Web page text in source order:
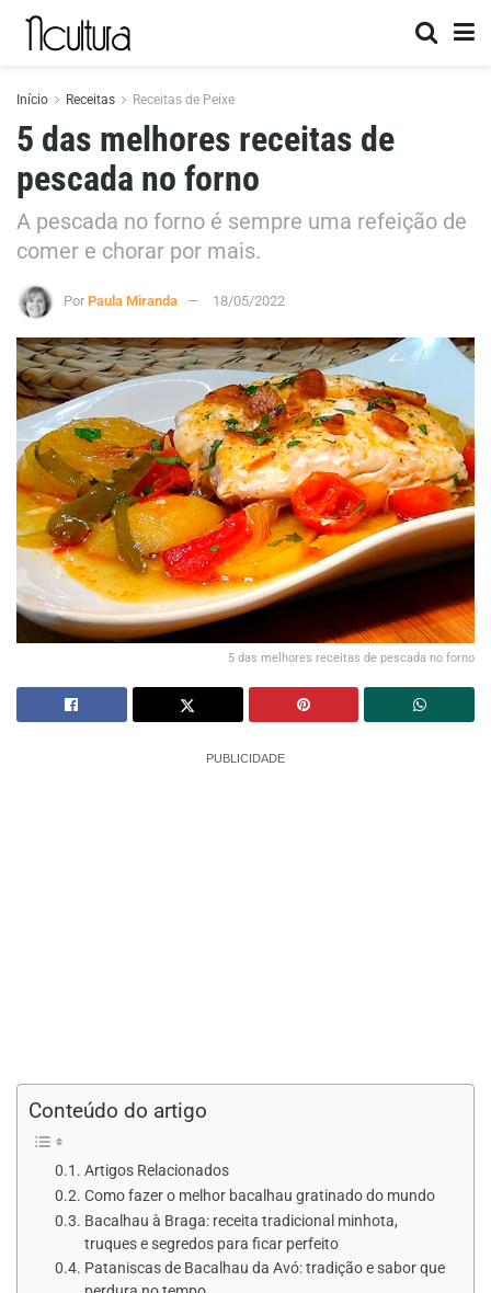
Início Receitas Receitas de Peixe
5 das melhores receitas de
pescada no forno
A pescada no forno é sempre uma refeição de
comer e chorar por mais.
Por Paula Miranda 18/05/2022
5 das melhores receitas de pescada no forno
PUBLICIDADE
Conteúdo do artigo
Artigos Relacionados
Como fazer o melhor bacalhau gratinado do mundo
Bacalhau à Braga: receita tradicional minhota,
truques e segredos para ficar perfeito
Pataniscas de Bacalhau da Avó: tradição e sabor que